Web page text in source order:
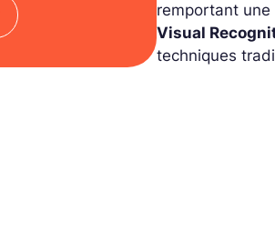
remportant une
Visual
techniques